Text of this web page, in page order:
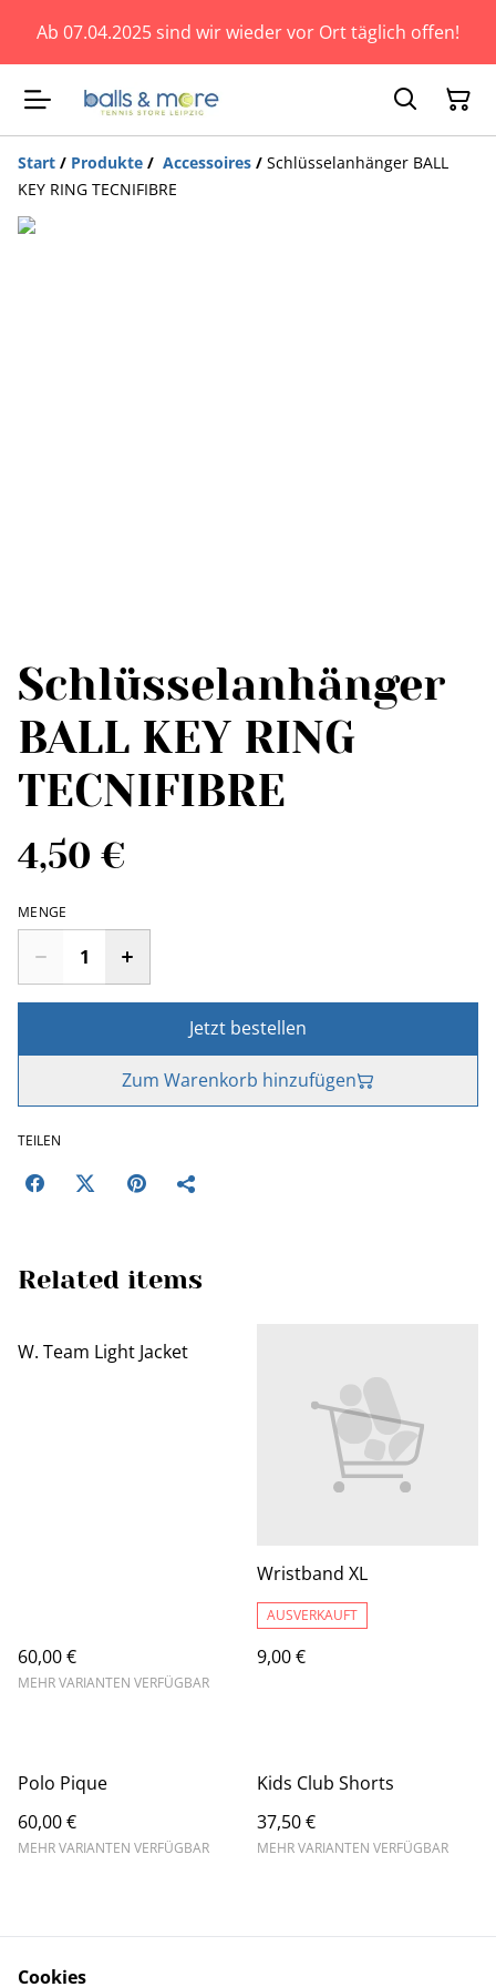
Ab 07.04.2025 sind wir wieder vor Ort täglich offen!
Start / Produkte / Accessoires / Schlüsselanhänger BALL
KEY RING TECNIFIBRE
Schlüsselanhänger
BALL KEY RING
TECNIFIBRE
4,50 €
MENGE
Jetzt bestellen
Zum Warenkorb hinzufügen
TEILEN
Related items
W. Team Light Jacket
60,00 €
MEHR VARIANTEN VERFÜGBAR
Wristband XL
AUSVERKAUFT
9,00 €
Polo Pique
60,00 €
MEHR VARIANTEN VERFÜGBAR
Kids Club Shorts
37,50 €
MEHR VARIANTEN VERFÜGBAR
Cookies